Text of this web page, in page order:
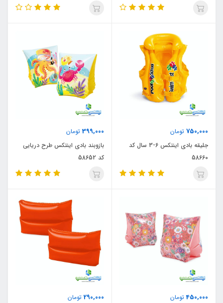
750,000 تومان
جلیقه بادی اینتکس 6-3 سال کد
58660
399,000 تومان
بازوبند بادی اینتکس طرح دریایی
کد 58652
450,000تومان
290,000 تومان